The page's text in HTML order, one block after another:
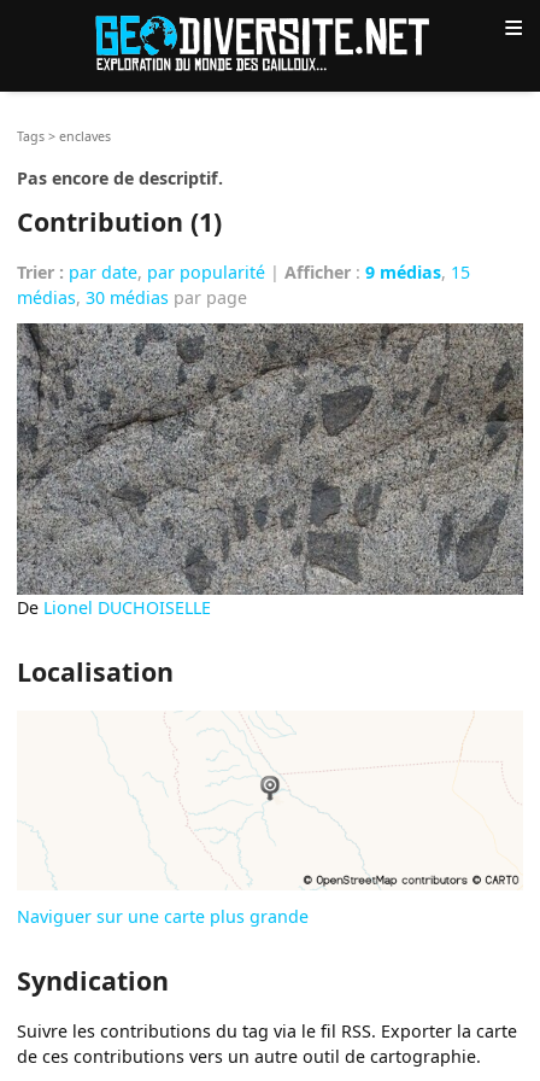
≡
Tags >enclaves
Pas encore de descriptif.
Contribution (1)
Trier : par date, par popularité |Afficher :9 médias, 15
médias,30 médias par page
De Lionel DUCHOISELLE
Localisation
Naviguer sur une carte plus grande
Syndication
Suivre les contributions du tag via le fil RSS. Exporter la carte
de ces contributions vers un autre outil de cartographie.